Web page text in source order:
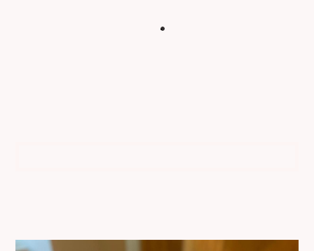
uw bruiloft, wij verzorgen voor jullie een